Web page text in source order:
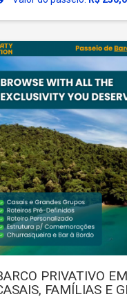
PRIVATIVO
FAMÍLIAS E